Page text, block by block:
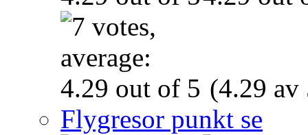
(4.29 av
Flygresor punkt se